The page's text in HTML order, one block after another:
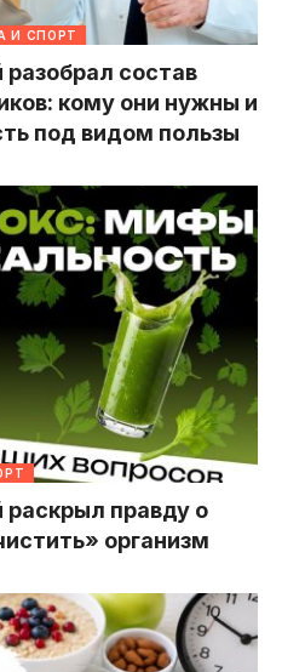
И СПОРТ
состав
кому они нужны и
под видом пользы
правду о
организм